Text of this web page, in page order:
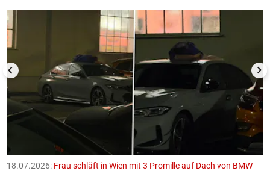
18.07.2026: Frau schläft in Wien mit 3 Promille auf Dach von BMW